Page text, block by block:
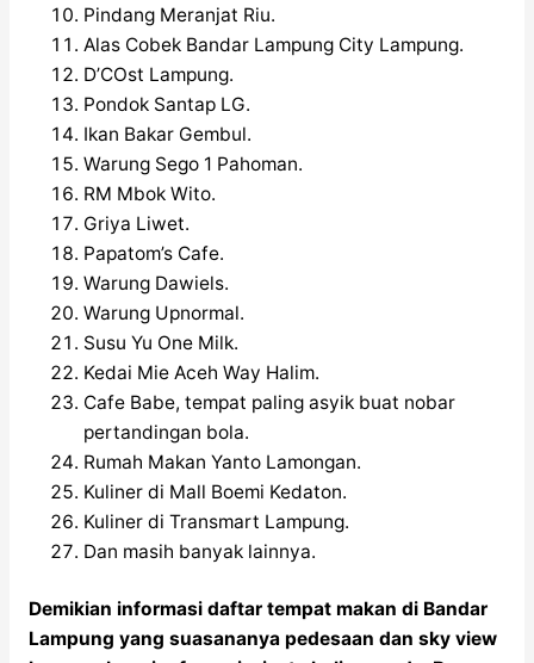
Pindang Meranjat Riu.
Alas Cobek Bandar Lampung City Lampung.
D’COst Lampung.
Pondok Santap LG.
Ikan Bakar Gembul.
Warung Sego 1 Pahoman.
RM Mbok Wito.
Griya Liwet.
Papatom’s Cafe.
Warung Dawiels.
Warung Upnormal.
Susu Yu One Milk.
Kedai Mie Aceh Way Halim.
Cafe Babe, tempat paling asyik buat nobar
pertandingan bola.
Rumah Makan Yanto Lamongan.
Kuliner di Mall Boemi Kedaton.
Kuliner di Transmart Lampung.
Dan masih banyak lainnya.
Demikian informasi daftar tempat makan di Bandar
Lampung yang suasananya pedesaan dan sky view